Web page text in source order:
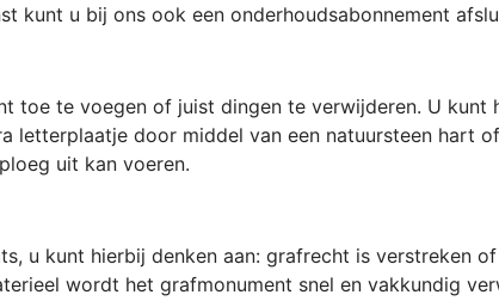
kunt u bij ons ook een onderhoudsabonnement
toe te voegen of juist dingen te verwijderen. U kunt
door middel van een natuursteen hart
uit kan voeren.
u kunt hierbij denken aan: grafrecht is verstreken
wordt het grafmonument snel en vakkundig